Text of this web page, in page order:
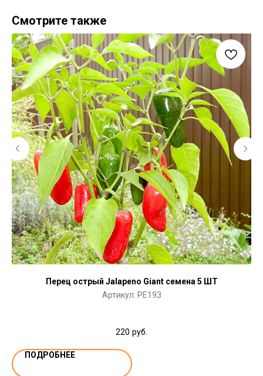
Смотрите также
Перец острый Jalapeno Giant семена 5 ШТ
Артикул: PE193
220 руб.
ПОДРОБНЕЕ